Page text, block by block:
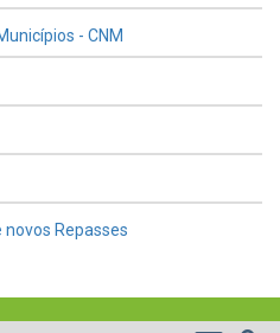
- CNM
Repasses